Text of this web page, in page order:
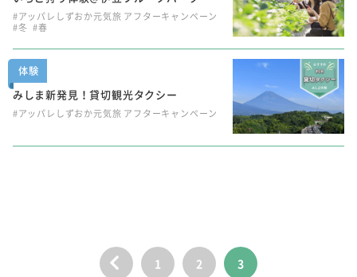
#アッパレしずおか元気旅 アフターキャンペーン
#冬 #春
体験
みしま新発見！貸切観光タクシー
#アッパレしずおか元気旅 アフターキャンペーン
1 2 3